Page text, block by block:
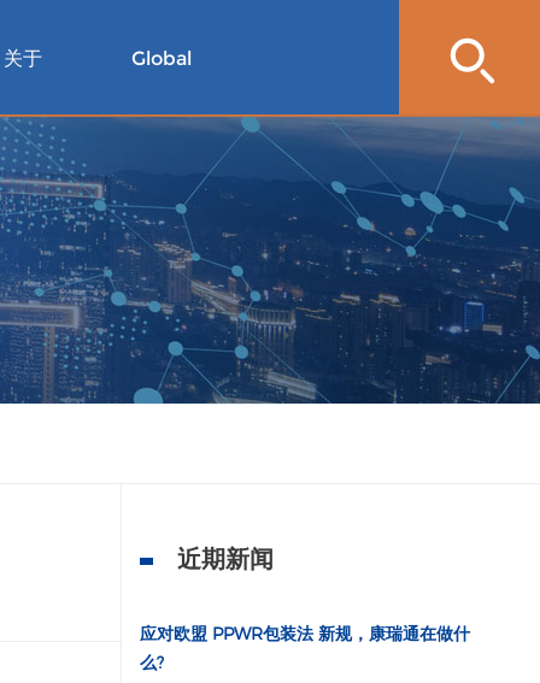
关于 Global
近期新闻
应对欧盟 PPWR包装法 新规，康瑞通在做什
么?